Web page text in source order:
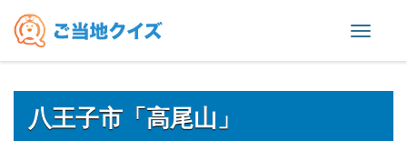
Toggle
八王子市「高尾山」